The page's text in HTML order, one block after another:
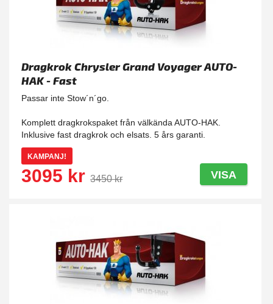
Dragkrok Chrysler Grand Voyager AUTO-
HAK - Fast
Passar inte Stow´n´go.
Komplett dragkrokspaket från välkända AUTO-HAK.
Inklusive fast dragkrok och elsats. 5 års garanti.
KAMPANJ!
3095 kr 3450 kr VISA